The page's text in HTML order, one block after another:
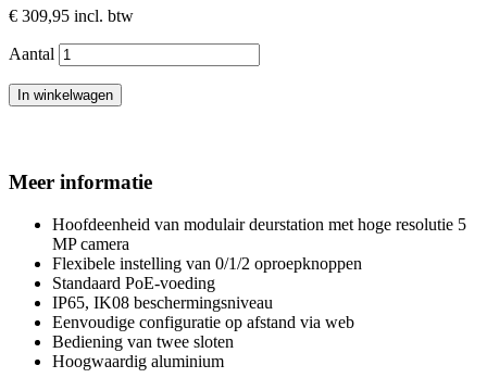
€ 309,95 incl. btw
Aantal
In winkelwagen
Meer informatie
Hoofdeenheid van modulair deurstation met hoge resolutie 5
MP camera
Flexibele instelling van 0/1/2 oproepknoppen
Standaard PoE-voeding
IP65, IK08 beschermingsniveau
Eenvoudige configuratie op afstand via web
Bediening van twee sloten
Hoogwaardig aluminium